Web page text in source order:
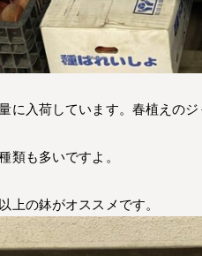
に入荷しています。春植えの
類も多いですよ。
上の鉢がオススメです。